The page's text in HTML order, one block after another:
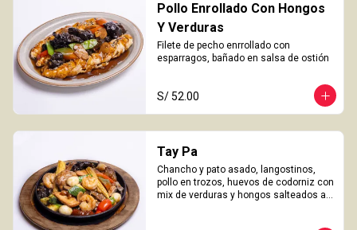
Pollo Enrollado Con Hongos
Y Verduras
Filete de pecho enrrollado con
esparragos, bañado en salsa de ostión
S/ 52.00
Tay Pa
Chancho y pato asado, langostinos,
pollo en trozos, huevos de codorniz con
mix de verduras y hongos salteados al